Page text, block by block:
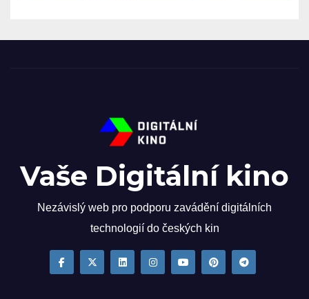
Vaše Digitální kino
Nezávislý web pro podporu zavádění digitálních
technologií do českých kin